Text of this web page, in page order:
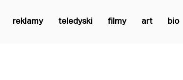
reklamy teledyski filmy art bio